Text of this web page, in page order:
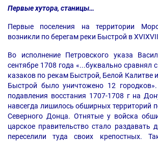
Первые хутора, станицы…
Первые поселения на территории
возникли по берегам реки Быстрой в
Во исполнение Петровского указа
сентябре 1708 года «...буквально сравнял
казаков по рекам Быстрой, Белой Калитве
Быстрой было уничтожено 12
подавления восстания 1707-1708 г на
навсегда лишилось обширных территорий
Северного Донца. Отнятые у войска
царское правительство стало раздавать
переселили туда своих крепостных.